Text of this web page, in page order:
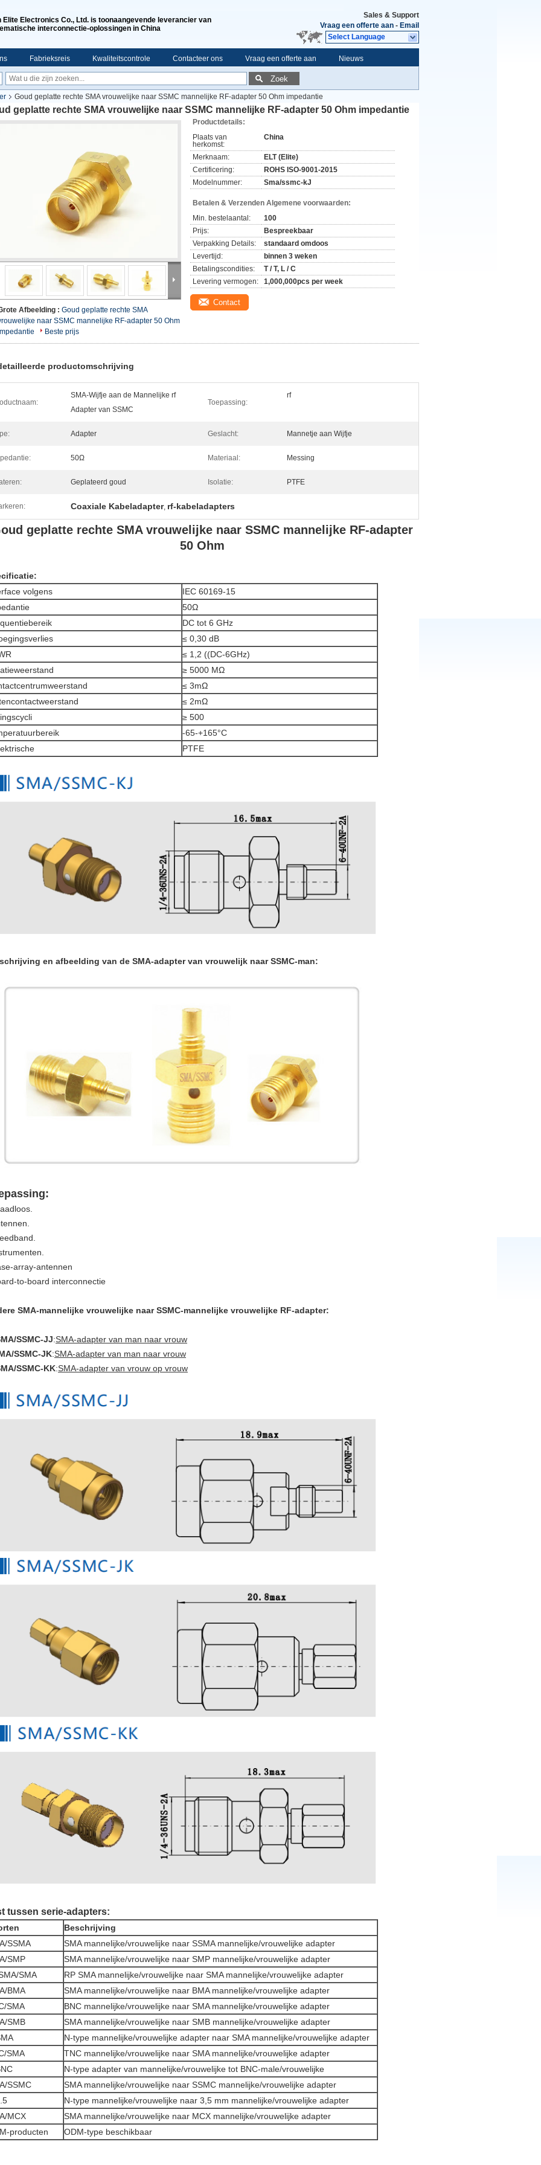
Elite Electronics Co., Ltd. is toonaangevende leverancier van
interconnectie-oplossingen in China
Sales & Support
Vraag een offerte aan - Email
Select Language
Fabrieksreis Kwaliteitscontrole Contacteer ons Vraag een offerte aan Nieuws
Zoek
Goud geplatte rechte SMA vrouwelijke naar SSMC mannelijke RF-adapter 50 Ohm impedantie
geplatte rechte SMA vrouwelijke naar SSMC mannelijke RF-adapter 50 Ohm impedantie
Afbeelding : Goud geplatte rechte SMA
naar SSMC mannelijke RF-adapter 50 Ohm
Beste prijs
Productdetails:
Plaats van
herkomst:
China
Merknaam:
ELT (Elite)
Certificering:
ROHS ISO-9001-2015
Modelnummer:
Sma/ssmc-kJ
Betalen & Verzenden Algemene voorwaarden:
Min. bestelaantal:
100
Prijs:
Bespreekbaar
Verpakking Details:
standaard omdoos
Levertijd:
binnen 3 weken
Betalingscondities:
T / T, L / C
Levering vermogen:
1,000,000pcs per week
Contact
productomschrijving
SMA-Wijfje aan de Mannelijke rf
Adapter van SSMC
Toepassing:
rf
Adapter Geslacht: Mannetje aan Wijfje
50Ω Materiaal: Messing
Geplateerd goud Isolatie: PTFE
Coaxiale Kabeladapter, rf-kabeladapters
geplatte rechte SMA vrouwelijke naar SSMC mannelijke RF-adapter
50 Ohm
volgens
IEC 60169-15
50Ω
DC tot 6 GHz
≤ 0,30 dB
≤ 1,2 ((DC-6GHz)
≥ 5000 MΩ
≤ 3mΩ
≤ 2mΩ
≥ 500
-65-+165°C
PTFE
en afbeelding van de SMA-adapter van vrouwelijk naar SSMC-man:
array-antennen
to-board interconnectie
SMA-mannelijke vrouwelijke naar SSMC-mannelijke vrouwelijke RF-adapter:
SSMC-JJ:SMA-adapter van man naar vrouw
SSMC-JK:SMA-adapter van man naar vrouw
SSMC-KK:SMA-adapter van vrouw op vrouw
tussen serie-adapters:
Beschrijving
SSMA
SMA mannelijke/vrouwelijke naar SSMA mannelijke/vrouwelijke adapter
SMP
SMA mannelijke/vrouwelijke naar SMP mannelijke/vrouwelijke adapter
SMA
RP SMA mannelijke/vrouwelijke naar SMA mannelijke/vrouwelijke adapter
BMA
SMA mannelijke/vrouwelijke naar BMA mannelijke/vrouwelijke adapter
SMA
BNC mannelijke/vrouwelijke naar SMA mannelijke/vrouwelijke adapter
SMB
SMA mannelijke/vrouwelijke naar SMB mannelijke/vrouwelijke adapter
N-type mannelijke/vrouwelijke adapter naar SMA mannelijke/vrouwelijke adapter
SMA
TNC mannelijke/vrouwelijke naar SMA mannelijke/vrouwelijke adapter
N-type adapter van mannelijke/vrouwelijke tot BNC-male/vrouwelijke
SSMC
SMA mannelijke/vrouwelijke naar SSMC mannelijke/vrouwelijke adapter
N-type mannelijke/vrouwelijke naar 3,5 mm mannelijke/vrouwelijke adapter
MCX
SMA mannelijke/vrouwelijke naar MCX mannelijke/vrouwelijke adapter
producten
ODM-type beschikbaar